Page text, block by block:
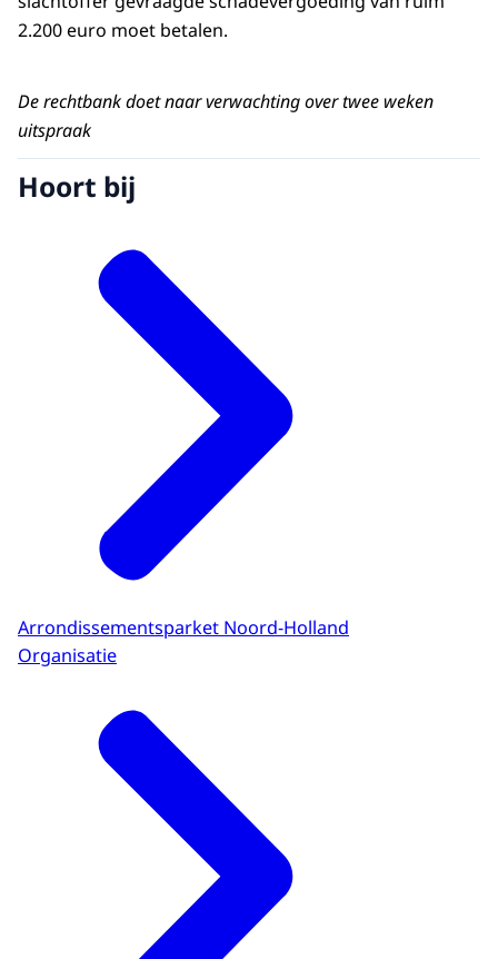
2.200 euro moet betalen.
De rechtbank doet naar verwachting over twee weken
uitspraak
Hoort bij
Arrondissementsparket Noord-Holland
Organisatie